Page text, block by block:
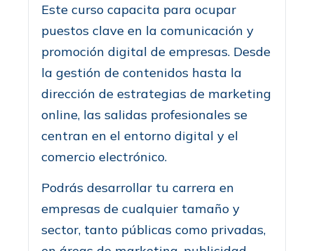
Este curso capacita para ocupar
puestos clave en la comunicación y
promoción digital de empresas. Desde
la gestión de contenidos hasta la
dirección de estrategias de marketing
online, las salidas profesionales se
centran en el entorno digital y el
comercio electrónico.
Podrás desarrollar tu carrera en
empresas de cualquier tamaño y
sector, tanto públicas como privadas,